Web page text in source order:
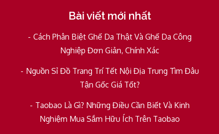
Bài viết mới nhất
Cách Phân Biệt Ghế Da Thật Và Ghế Da Công
Nghiệp Đơn Giản, Chính Xác
Nguồn Sỉ Đồ Trang Trí Tết Nội Địa Trung Tìm Đâu
Tận Gốc Giá Tốt?
Taobao Là Gì? Những Điều Cần Biết Và Kinh
Nghiệm Mua Sắm Hữu Ích Trên Taobao